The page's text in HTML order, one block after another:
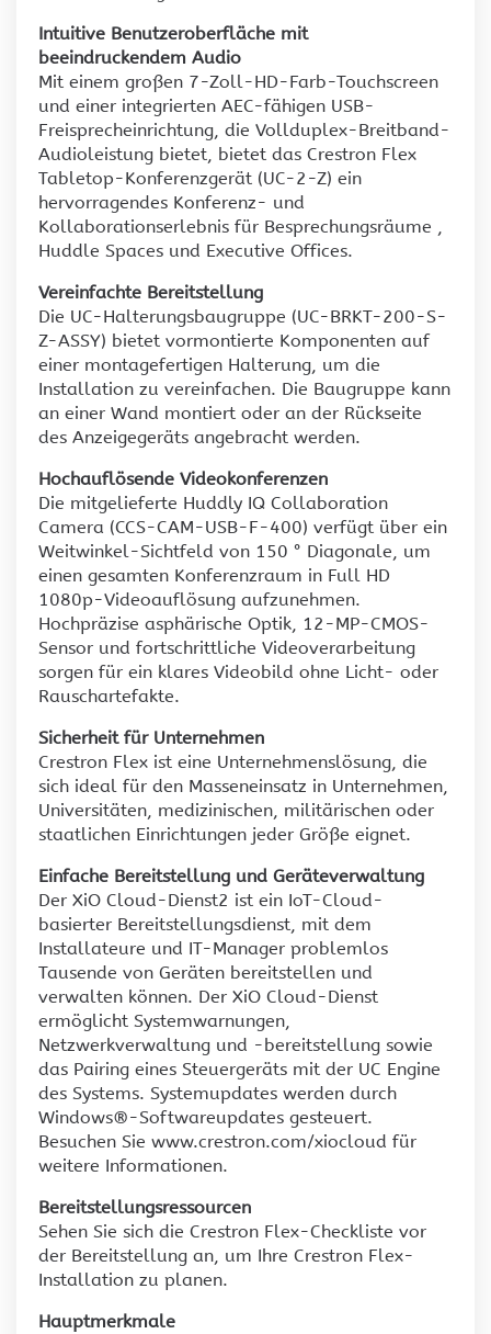
Intuitive Benutzeroberfläche mit
beeindruckendem Audio
Mit einem großen 7-Zoll-HD-Farb-Touchscreen
und einer integrierten AEC-fähigen USB-
Freisprecheinrichtung, die Vollduplex-Breitband-
Audioleistung bietet, bietet das Crestron Flex
Tabletop-Konferenzgerät (UC-2-Z) ein
hervorragendes Konferenz- und
Kollaborationserlebnis für Besprechungsräume ,
Huddle Spaces und Executive Offices.
Vereinfachte Bereitstellung
Die UC-Halterungsbaugruppe (UC-BRKT-200-S-
Z-ASSY) bietet vormontierte Komponenten auf
einer montagefertigen Halterung, um die
Installation zu vereinfachen. Die Baugruppe kann
an einer Wand montiert oder an der Rückseite
des Anzeigegeräts angebracht werden.
Hochauflösende Videokonferenzen
Die mitgelieferte Huddly IQ Collaboration
Camera (CCS-CAM-USB-F-400) verfügt über ein
Weitwinkel-Sichtfeld von 150 ° Diagonale, um
einen gesamten Konferenzraum in Full HD
1080p-Videoauflösung aufzunehmen.
Hochpräzise asphärische Optik, 12-MP-CMOS-
Sensor und fortschrittliche Videoverarbeitung
sorgen für ein klares Videobild ohne Licht- oder
Rauschartefakte.
Sicherheit für Unternehmen
Crestron Flex ist eine Unternehmenslösung, die
sich ideal für den Masseneinsatz in Unternehmen,
Universitäten, medizinischen, militärischen oder
staatlichen Einrichtungen jeder Größe eignet.
Einfache Bereitstellung und Geräteverwaltung
Der XiO Cloud-Dienst2 ist ein IoT-Cloud-
basierter Bereitstellungsdienst, mit dem
Installateure und IT-Manager problemlos
Tausende von Geräten bereitstellen und
verwalten können. Der XiO Cloud-Dienst
ermöglicht Systemwarnungen,
Netzwerkverwaltung und -bereitstellung sowie
das Pairing eines Steuergeräts mit der UC Engine
des Systems. Systemupdates werden durch
Windows®-Softwareupdates gesteuert.
Besuchen Sie www.crestron.com/xiocloud für
weitere Informationen.
Bereitstellungsressourcen
Sehen Sie sich die Crestron Flex-Checkliste vor
der Bereitstellung an, um Ihre Crestron Flex-
Installation zu planen.
Hauptmerkmale